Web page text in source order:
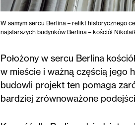
W samym sercu Berlina – relikt historycznego
najstarszych budynków Berlina – kościół
Położony w sercu Berlina
w mieście i ważną częścią jego
budowli projekt ten pomaga
bardziej zrównoważone